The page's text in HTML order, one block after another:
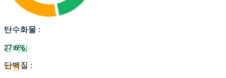
탄수화물
단백질
지방
탄수화물 :
27.6%
단백질 :